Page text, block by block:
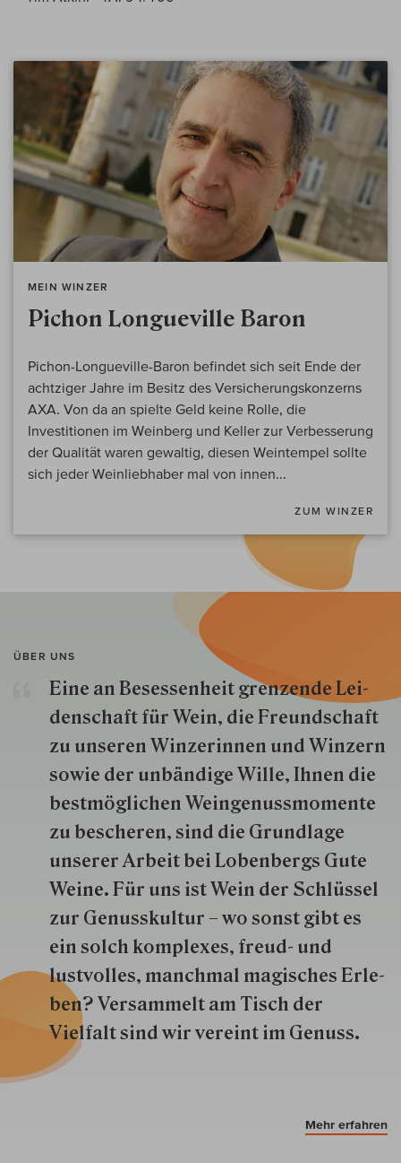
MEIN WINZER
Pichon Longueville Baron
Pichon-Longueville-Baron befindet sich seit Ende der
achtziger Jahre im Besitz des Versicherungskonzerns
AXA. Von da an spielte Geld keine Rolle, die
Investitionen im Weinberg und Keller zur Verbesserung
der Qualität waren gewaltig, diesen Weintempel sollte
sich jeder Weinliebhaber mal von innen...
ZUM WINZER
ÜBER UNS
Eine an Besessenheit gren­zende Lei­
den­schaft für Wein, die Freund­schaft
zu unseren Win­zer­innen und Win­zern
so­wie der un­bän­dige Wille, Ihnen die
best­mög­lich­en Wein­genuss­momente
zu besche­ren, sind die Grund­lage
unserer Arbeit bei Lobenbergs Gute
Weine. Für uns ist Wein der Schlüs­sel
zur Genuss­kultur – wo sonst gibt es
ein solch kom­plexes, freud- und
lustvolles, manchmal ma­gisch­es Er­le­
ben? Versammelt am Tisch der
Vielfalt sind wir ver­eint im Genuss.
Mehr erfahren